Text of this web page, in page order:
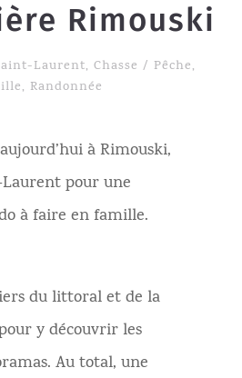
Rimouski
Laurent, Chasse / Pêche,
, Randonnée
à Rimouski,
pour une
à faire en famille.
du littoral et de la
y découvrir les
Au total, une